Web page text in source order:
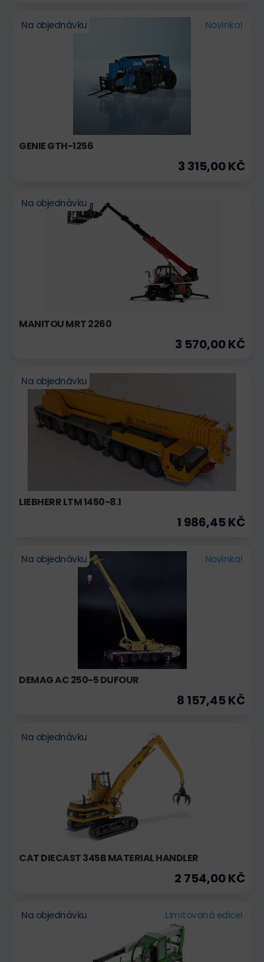
Na objednávku Novinka!
GENIE GTH-1256
3 315,00 KČ
Na objednávku
MANITOU MRT 2260
3 570,00 KČ
Na objednávku
LIEBHERR LTM 1450-8.1
1 986,45 KČ
Na objednávku Novinka!
DEMAG AC 250-5 DUFOUR
8 157,45 KČ
Na objednávku
CAT DIECAST 345B MATERIAL HANDLER
2 754,00 KČ
Na objednávku Limitovaná edice!